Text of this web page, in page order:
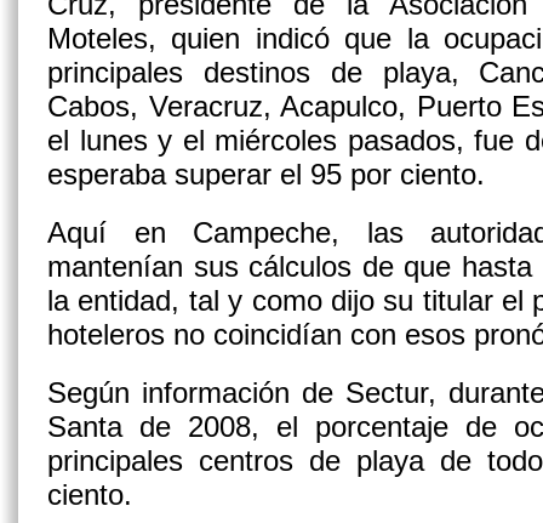
Moteles, quien indicó que la
principales destinos de playa,
Cabos, Veracruz, Acapulco, Puerto
el lunes y el miércoles pasados, fue
esperaba superar el 95 por ciento.
Aquí en Campeche, las
mantenían sus cálculos de que
la entidad, tal y como dijo su titular el
hoteleros no coincidían con esos
Según información de Sectur,
Santa de 2008, el porcentaje de
principales centros de playa de
ciento.